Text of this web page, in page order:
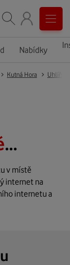
Nabídky
Kutná Hora
v místě
internet na
internetu a